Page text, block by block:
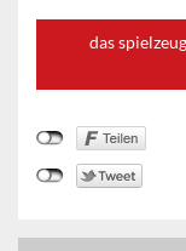
das